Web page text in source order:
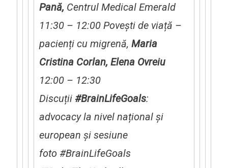
Pană, Centrul Medical Emerald
11:30 – 12:00 Povești de viață –
pacienți cu migrenă, Maria
Cristina Corlan, Elena Ovreiu
12:00 – 12:30
Discuții #BrainLifeGoals:
advocacy la nivel național și
european și sesiune
foto #BrainLifeGoals